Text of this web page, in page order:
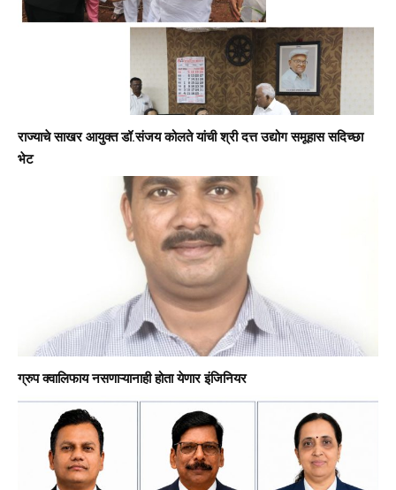
राज्याचे साखर आयुक्त डॉ.संजय कोलते यांची श्री दत्त उद्योग समूहास सदिच्छा
भेट
ग्रुप क्वालिफाय नसणाऱ्यानाही होता येणार इंजिनियर